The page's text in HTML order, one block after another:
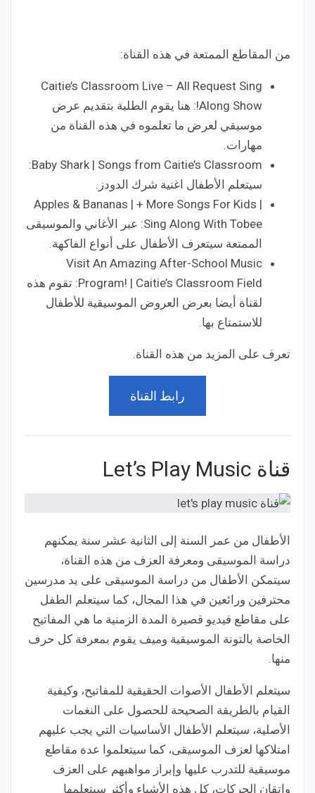
من المقاطع الممتعة في هذه القناة:
Caitie’s Classroom Live – All Request Sing
Along Show!: هنا يقوم الطلبة بتقديم عرض
موسيقي لعرض ما تعلموه في هذه القناة من
مهارات.
Baby Shark | Songs from Caitie’s Classroom:
سيتعلم الأطفال اغنية شرك الدودز.
Apples & Bananas | + More Songs For Kids |
Sing Along With Tobee: عبر الأغاني والموسيقى
الممتعة سيتعرف الأطفال على أنواع الفاكهة.
Visit An Amazing After-School Music
Program! | Caitie’s Classroom Field: تقوم هذه
لقناة أيضا بعرض العروض الموسيقية للأطفال
للاستمتاع بها.
تعرف على المزيد من هذه القناة.
رابط القناة
قناة Let’s Play Music
الأطفال من عمر السنة إلى الثانية عشر سنة يمكنهم
دراسة الموسيقى ومعرفة العزف من هذه القناة،
سيتمكن الأطفال من دراسة الموسيقى على يد مدرسين
محترفين ورائعين في هذا المجال، كما سيتعلم الطفل
على مقاطع فيديو قصيرة المدة الزمنية ما هي المفاتيح
الخاصة بالتونة الموسيقية وميف يقوم بمعرفة كل حرف
منها.
سيتعلم الأطفال الأصوات الحقيقية للمفاتيح، وكيفية
القيام بالطريقة الصحيحة للحصول على النغمات
الأصلية، سيتعلم الأطفال الأساسيات التي يجب عليهم
امتلاكها لعزف الموسيقى، كما سيتعلموا عدة مقاطع
موسيقية للتدرب عليها وإبراز مواهبهم على العزف
وإتقان الحركات، كل هذه الأشياء وأكثر سيتعلمها